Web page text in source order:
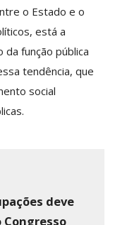
o Estado e o
está a
função pública
tendência, que
social
deve